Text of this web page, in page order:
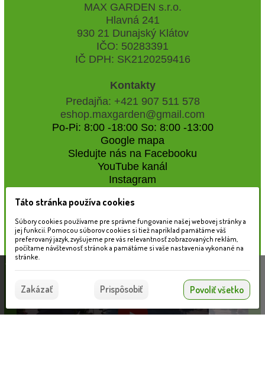
MAX GARDEN s.r.o.
Hlavná 241
930 21 Dunajský Klátov
IČO: 50283391
IČ DPH: SK2120259416
Kontakty
Predajňa: +421 907 511 578
eshop.maxgarden@gmail.com
Po-Pi: 8:00 -18:00 So: 8:00 -13:00
Google mapa
Sledujte nás na Facebooku
YouTube kanál
Instagram
Naše záhradné centrum
Táto stránka používa súbory cookies, ktoré nám
pomáhajú poskytovať služby. Používaním našich
služieb vyjadrujete súhlas s používaním súborov
Súhlasím
Táto stránka používa cookies
Súbory cookies používame pre správne fungovanie našej webovej stránky a
jej funkcií. Pomocou súborov cookies si tiež napríklad pamätáme váš
preferovaný jazyk, zvyšujeme pre vás relevantnosť zobrazovaných reklám,
počítame návštevnosť stránok a pamätáme si vaše nastavenia vykonané na
stránke.
Zakázať Prispôsobiť Povoliť všetko